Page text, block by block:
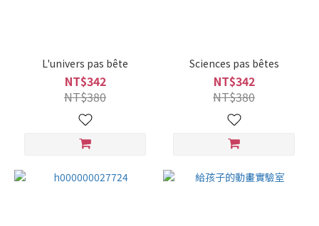
L'univers pas bête
NT$342
NT$380
Sciences pas bêtes
NT$342
NT$380